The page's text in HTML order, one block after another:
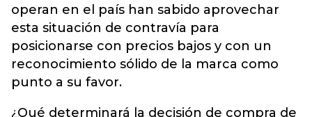
operan en el país han sabido aprovechar
esta situación de contravía para
posicionarse con precios bajos y con un
reconocimiento sólido de la marca como
punto a su favor.
¿Qué determinará la decisión de compra de